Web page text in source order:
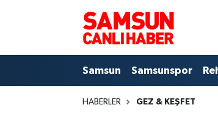
Samsun Samsunspor
HABERLER GEZ & KEŞFET
Samsunspor
Samsun Nöbetçi Eczaneler
Samsun Hava Durumu